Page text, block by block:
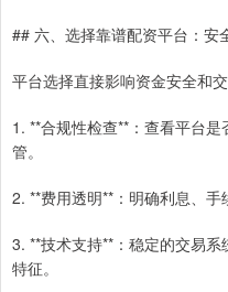
## 六、选择靠谱配资平台：安
平台选择直接影响资金安全和交
1. **合规性检查**：查看平台
管。
2. **费用透明**：明确利息、手
3. **技术支持**：稳定的交易
特征。